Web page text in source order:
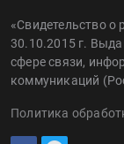
«Свидетельство
30.10.2015 г.
сфере связи,
коммуникаций
Политика